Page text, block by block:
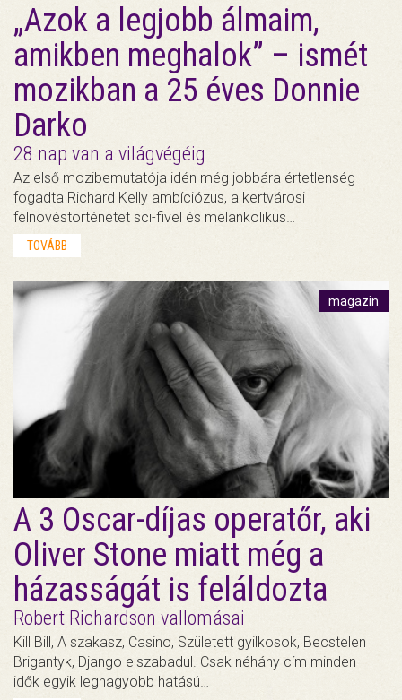
„Azok a legjobb álmaim,
amikben meghalok” – ismét
mozikban a 25 éves Donnie
Darko
28 nap van a világvégéig
Az első mozibemutatója idén még jobbára értetlenség
fogadta Richard Kelly ambíciózus, a kertvárosi
felnövéstörténetet sci-fivel és melankolikus…
TOVÁBB
magazin
A 3 Oscar-díjas operatőr, aki
Oliver Stone miatt még a
házasságát is feláldozta
Robert Richardson vallomásai
Kill Bill, A szakasz, Casino, Született gyilkosok, Becstelen
Brigantyk, Django elszabadul. Csak néhány cím minden
idők egyik legnagyobb hatású…